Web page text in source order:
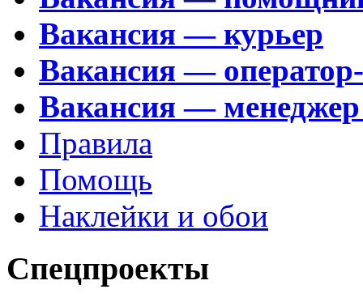
Вакансия — курьер
Вакансия —
Вакансия —
Правила
Помощь
Наклейки и обои
Спецпроекты